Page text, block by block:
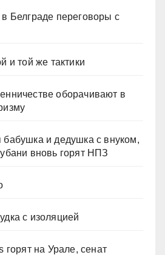
Белграде переговоры с
и той же тактики
оборачивают в
и дедушка с внуком,
вновь горят НПЗ
с изоляцией
на Урале, сенат